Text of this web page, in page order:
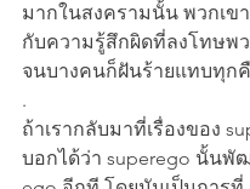
มากในสงครามนั้น พวกเข
กับความรู้สึกผิดที่ลงโทษพ
จนบางคนก็ฝันร้ายแทบทุก
.
ถ้าเรากลับมาที่เรื่องของ
บอกได้ว่า superego นั้นพั